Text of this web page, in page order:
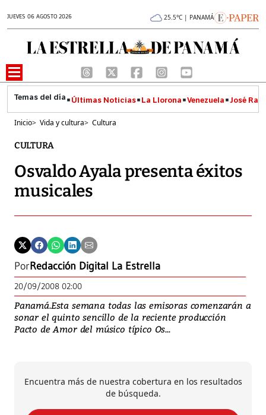
JUEVES 06 AGOSTO 2026 25.5°C | PANAMÁ
Últimas Noticias La Llorona Venezuela José
Inicio> Vida y cultura> Cultura
CULTURA
Osvaldo Ayala presenta éxitos
musicales
PorRedacción Digital La Estrella
20/09/2008 02:00
Panamá.Esta semana todas las emisoras comenzarán a
sonar el quinto sencillo de la reciente producción
Pacto de Amor del músico típico Os...
Encuentra más de nuestra cobertura en los resultados
de búsqueda.